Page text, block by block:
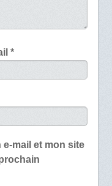
*
mail et mon site